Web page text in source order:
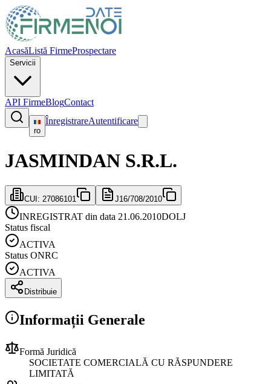
AcasăListă FirmeProspectare
Servicii
API FirmeBlogContact
ro
ÎnregistrareAutentificare
JASMINDAN S.R.L.
CUI: 27086101 J16/708/2010
INREGISTRAT din data 21.06.2010DOLJ
Status fiscal
ACTIVA
Status ONRC
ACTIVA
Distribuie
Informații Generale
Formă Juridică
SOCIETATE COMERCIALĂ CU RĂSPUNDERE
LIMITATĂ